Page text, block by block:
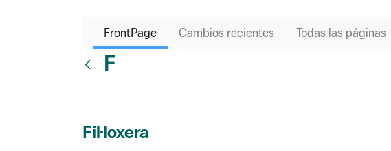
FrontPage Cambios recientes Todas las páginas
F
Fil·loxera